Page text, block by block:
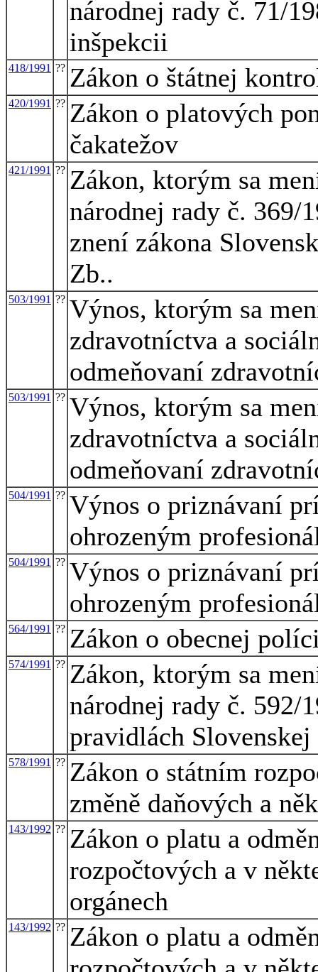
národnej rady č. 71/
inšpekcii
418/1991 ?? Zákon o štátnej
420/1991 ?? Zákon o platových
čakatežov
421/1991 ?? Zákon, ktorým sa
národnej rady č. 369/
znení zákona
Zb..
503/1991 ?? Výnos, ktorým sa
zdravotníctva a
odmeňovaní
503/1991 ?? Výnos, ktorým sa
zdravotníctva a
odmeňovaní
504/1991 ?? Výnos o priznávaní
ohrozeným
504/1991 ?? Výnos o priznávaní
ohrozeným
564/1991 ?? Zákon o obecnej
574/1991 ?? Zákon, ktorým sa
národnej rady č. 592/
pravidlách
578/1991 ?? Zákon o státním
změně daňových a
143/1992 ?? Zákon o platu a
rozpočtových a v
orgánech
143/1992 ?? Zákon o platu a